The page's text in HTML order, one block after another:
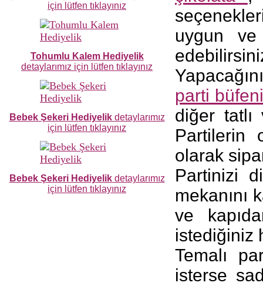
için lütfen tıklayınız
Tohumlu Kalem Hediyelik
detaylarımız için lütfen tıklayınız
Bebek Şekeri Hediyelikdetaylarımız
için lütfen tıklayınız
Bebek Şekeri Hediyelikdetaylarımız
için lütfen tıklayınız
uygun ve
parti
diğer tatlı
Partilerin
olarak
Partinizi
mekanını
ve
istediğiniz
Temalı
isterse